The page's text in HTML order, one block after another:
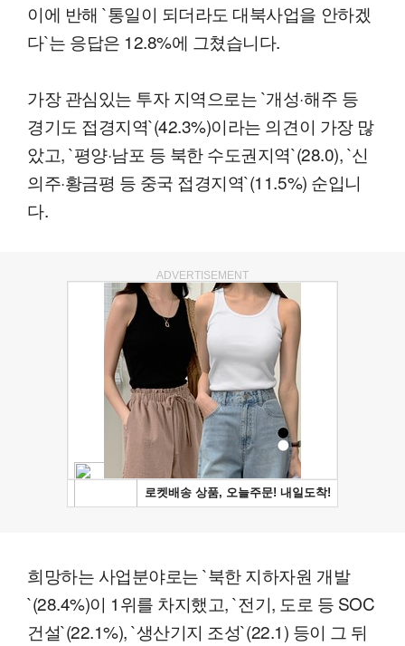
이에 반해 `통일이 되더라도 대북사업을 안하겠
다`는 응답은 12.8%에 그쳤습니다.
가장 관심있는 투자 지역으로는 `개성·해주 등
경기도 접경지역`(42.3%)이라는 의견이 가장 많
았고, `평양·남포 등 북한 수도권지역`(28.0), `신
의주·황금평 등 중국 접경지역`(11.5%) 순입니
다.
ADVERTISEMENT
희망하는 사업분야로는 `북한 지하자원 개발
`(28.4%)이 1위를 차지했고, `전기, 도로 등 SOC
건설`(22.1%), `생산기지 조성`(22.1) 등이 그 뒤